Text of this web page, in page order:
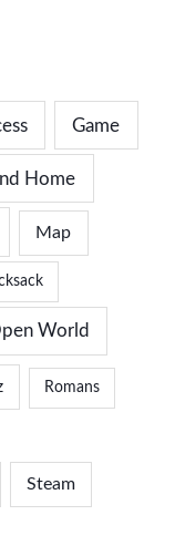
Game
Home
Map
World
Romans
Steam